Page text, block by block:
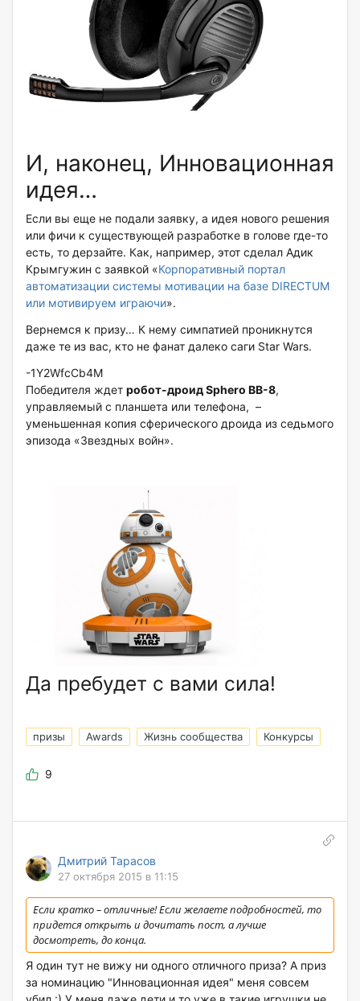
И, наконец, Инновационная
идея…
Если вы еще не подали заявку, а идея нового решения
или фичи к существующей разработке в голове где-то
есть, то дерзайте. Как, например, этот сделал Адик
Крымгужин с заявкой «Корпоративный портал
автоматизации системы мотивации на базе DIRECTUM
или мотивируем играючи».
Вернемся к призу… К нему симпатией проникнутся
даже те из вас, кто не фанат далеко саги Star Wars.
-1Y2WfcCb4M
Победителя ждет робот-дроид Sphero BB-8,
управляемый с планшета или телефона, –
уменьшенная копия сферического дроида из седьмого
эпизода «Звездных войн».
Да пребудет с вами сила!
призы Awards Жизнь сообщества Конкурсы
9
Дмитрий Тарасов
27 октября 2015 в 11:15
Если кратко – отличные! Если желаете подробностей, то
придется открыть и дочитать пост, а лучше
досмотреть, до конца.
Я один тут не вижу ни одного отличного приза? А приз
за номинацию "Инновационная идея" меня совсем